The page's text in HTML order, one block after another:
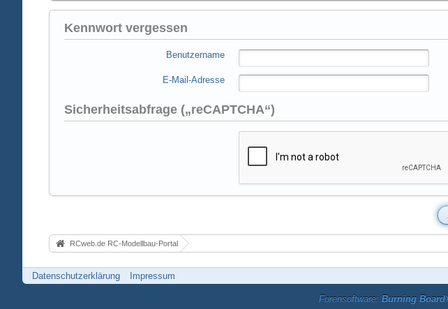
Kennwort vergessen
Benutzername
E-Mail-Adresse
Sicherheitsabfrage („reCAPTCHA“)
RCweb.de RC-Modellbau-Portal
Datenschutzerklärung Impressum
Forensoftware: Burning